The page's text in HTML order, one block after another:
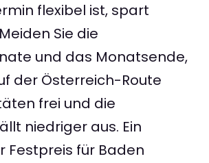
flexibel ist, spart
Sie die
und das Monatsende,
der Österreich-Route
frei und die
niedriger aus. Ein
Festpreis für Baden